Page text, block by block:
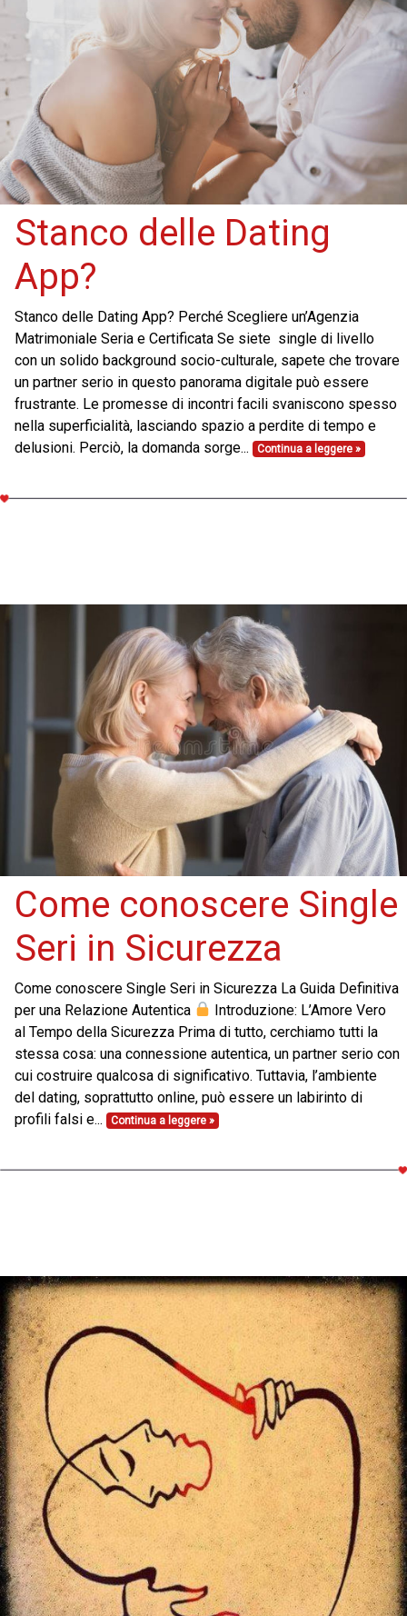
Stanco delle Dating
App?
Stanco delle Dating App? Perché Scegliere un’Agenzia
Matrimoniale Seria e Certificata Se siete single di livello
con un solido background socio-culturale, sapete che trovare
un partner serio in questo panorama digitale può essere
frustrante. Le promesse di incontri facili svaniscono spesso
nella superficialità, lasciando spazio a perdite di tempo e
delusioni. Perciò, la domanda sorge...
Continua a leggere »
Come conoscere Single
Seri in Sicurezza
Come conoscere Single Seri in Sicurezza La Guida Definitiva
per una Relazione Autentica
Introduzione: L’Amore Vero
al Tempo della Sicurezza Prima di tutto, cerchiamo tutti la
stessa cosa: una connessione autentica, un partner serio con
cui costruire qualcosa di significativo. Tuttavia, l’ambiente
del dating, soprattutto online, può essere un labirinto di
profili falsi e...
Continua a leggere »